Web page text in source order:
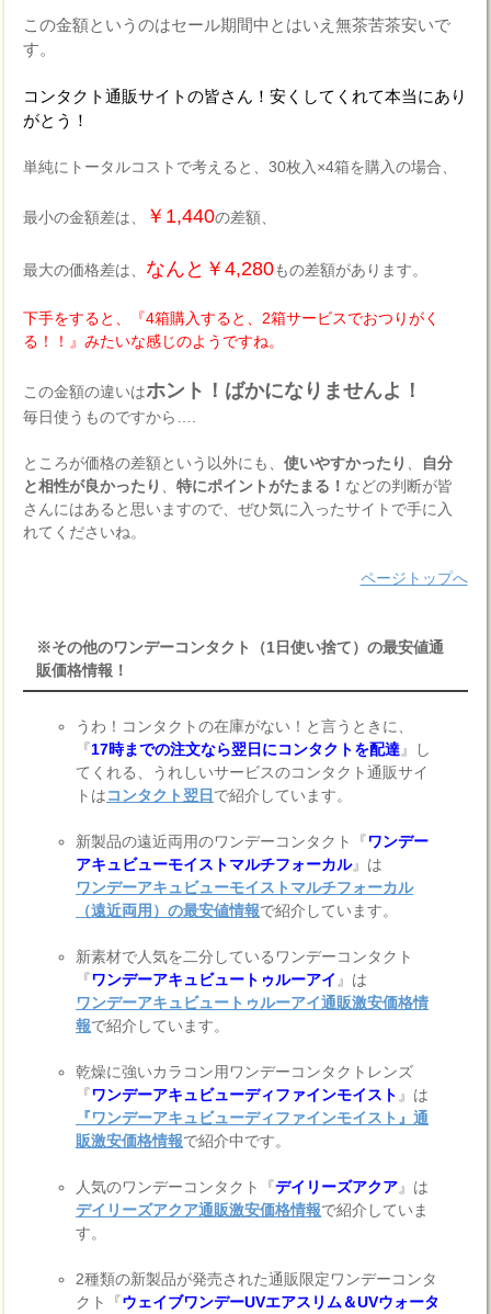
この金額というのはセール期間中とはいえ無茶苦茶安いで
す。
コンタクト通販サイトの皆さん！安くしてくれて本当にあり
がとう！
単純にトータルコストで考えると、30枚入×4箱を購入の場合、
最小の金額差は、 ￥1,440の差額、
最大の価格差は、 なんと￥4,280もの差額があります。
下手をすると、『4箱購入すると、2箱サービスでおつりがく
る！！』みたいな感じのようですね。
この金額の違いはホント！ばかになりませんよ！
毎日使うものですから….
ところが価格の差額という以外にも、使いやすかったり
自分
と相性が良かったり
、特にポイントがたまる！ などの判断が皆
さんにはあると思いますので、ぜひ気に入ったサイトで手に入
れてくださいね。
ページトップへ
※その他のワンデーコンタクト（1日使い捨て）の最安値通
販価格情報！
うわ！コンタクトの在庫がない！と言うときに、
『17時までの注文なら翌日にコンタクトを配達』し
てくれる、うれしいサービスのコンタクト通販サイ
トはコンタクト翌日 で紹介しています。
新製品の遠近両用のワンデーコンタクト『ワンデー
アキュビューモイストマルチフォーカル』は
ワンデーアキュビューモイストマルチフォーカル
（遠近両用）の最安値情報で紹介しています。
新素材で人気を二分しているワンデーコンタクト
『ワンデーアキュビュートゥルーアイ 』は
ワンデーアキュビュートゥルーアイ通販激安価格情
報で紹介しています。
乾燥に強いカラコン用ワンデーコンタクトレンズ
『ワンデーアキュビューディファインモイスト 』は
『ワンデーアキュビューディファインモイスト』通
販激安価格情報で紹介中です。
人気のワンデーコンタクト『デイリーズアクア』は
デイリーズアクア通販激安価格情報で紹介していま
す。
2種類の新製品が発売された通販限定ワンデーコンタ
クト『ウェイブワンデーUVエアスリム＆UVウォータ